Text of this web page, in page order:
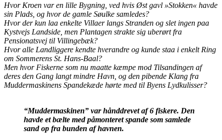
Hvor Kroen var en lille Bygning, ved hvis Øst gavl »Stokken« havde
sin Plads, og hvor de gamle Søulke samledes?
Hvor der kun laa enkelte Villaer langs Stranden og slet ingen paa
Kystvejs Landside, men Plantagen strakte sig uberørt fra
Pensionatsvej til Villingebæk?
Hvor alle Landliggere kendte hverandre og kunde staa i enkelt Ring
om Sommerens St. Hans-Baal?
Men hvor Fiskerne som nu maatte kæmpe mod Tilsandingen af
deres den Gang langt mindre Havn, og den pibende Klang fra
Muddermaskinens Spandekæde hørte med til Byens Lydkulisser?
“Muddermaskinen” var hånddrevet af 6 fiskere. Den
havde et bælte med påmonteret spande som samlede
sand op fra bunden af havnen.